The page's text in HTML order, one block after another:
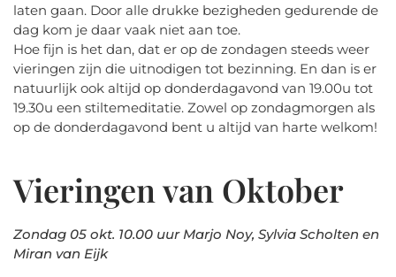
laten gaan. Door alle drukke bezigheden gedurende de
dag kom je daar vaak niet aan toe.
Hoe fijn is het dan, dat er op de zondagen steeds weer
vieringen zijn die uitnodigen tot bezinning. En dan is er
natuurlijk ook altijd op donderdagavond van 19.00u tot
19.30u een stiltemeditatie. Zowel op zondagmorgen als
op de donderdagavond bent u altijd van harte welkom!
Vieringen van Oktober
Zondag 05 okt. 10.00 uur Marjo Noy, Sylvia Scholten en
Miran van Eijk